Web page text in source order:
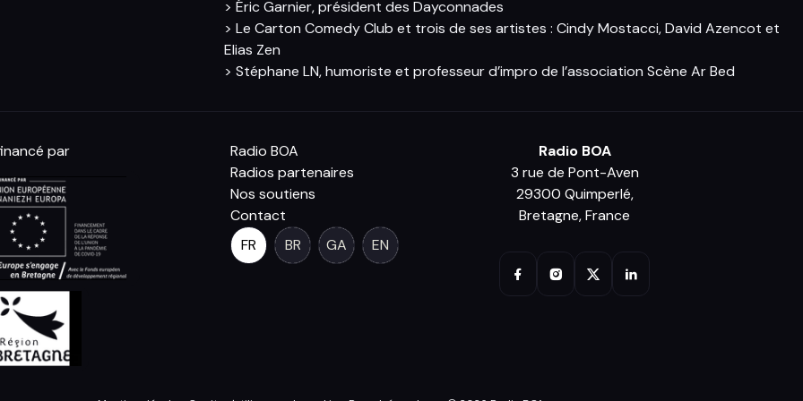
> Éric Garnier, président des Dayconnades
> Le Carton Comedy Club et trois de ses artistes : Cindy Mostacci, David Azencot et
Elias Zen
> Stéphane LN, humoriste et professeur d’impro de l’association Scène Ar Bed
par
Radio BOA
Radios partenaires
Nos soutiens
Contact
FR
BR GA EN
Radio BOA
3 rue de Pont-Aven
29300 Quimperlé,
Bretagne, France